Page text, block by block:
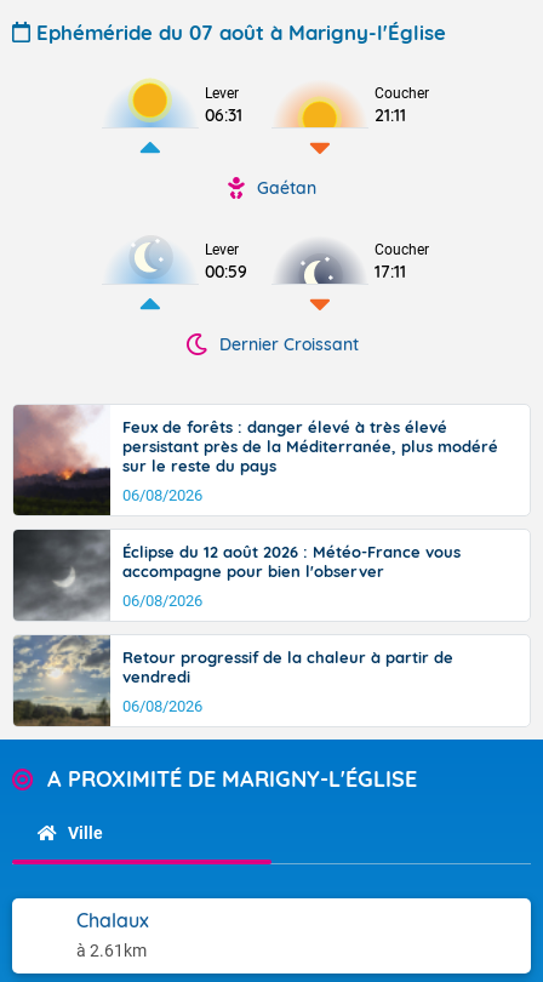
Ephéméride du 07 août à Marigny-l'Église
Lever
06:31
Coucher
21:11
Gaétan
Lever
00:59
Coucher
17:11
Dernier Croissant
Feux de forêts : danger élevé à très élevé
persistant près de la Méditerranée, plus modéré
sur le reste du pays
06/08/2026
Éclipse du 12 août 2026 : Météo-France vous
accompagne pour bien l'observer
06/08/2026
Retour progressif de la chaleur à partir de
vendredi
06/08/2026
A PROXIMITÉ DE MARIGNY-L'ÉGLISE
Ville
Chalaux
à 2.61km